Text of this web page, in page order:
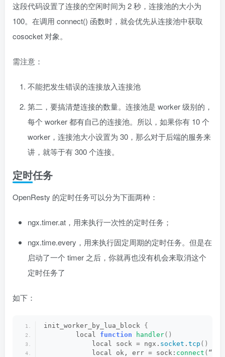
这段代码设置了连接的空闲时间为 2 秒，连接池的大小为
100。在调用 connect() 函数时，就会优先从连接池中获取
cosocket 对象。
需注意：
不能把发生错误的连接放入连接池
第二，要搞清楚连接的数量。连接池是 worker 级别的，
每个 worker 都有自己的连接池。所以，如果你有 10 个
worker，连接池大小设置为 30，那么对于后端的服务来
讲，就等于有 300 个连接。
定时任务
OpenResty 的定时任务可以分为下面两种：
ngx.timer.at，用来执行一次性的定时任务；
ngx.time.every，用来执行固定周期的定时任务。但是在
启动了一个 timer 之后，你就再也没有机会来取消这个
定时任务了
如下：
init_worker_by_lua_block {
        local
function handler()
            local sock = ngx.
socket . tcp ()
            local ok, err = sock:
connect (